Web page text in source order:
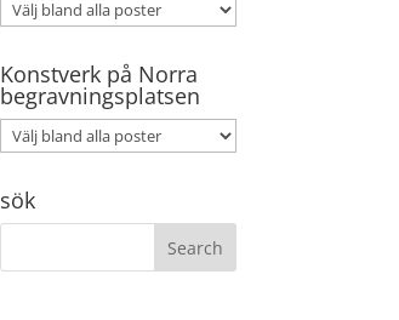
Konstverk på Norra
begravningsplatsen
sök